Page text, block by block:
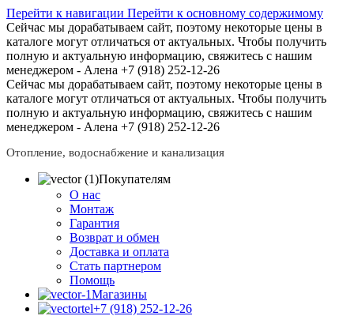
Перейти к навигации Перейти к основному содержимому
Сейчас мы дорабатываем сайт, поэтому некоторые цены в
каталоге могут отличаться от актуальных. Чтобы получить
полную и актуальную информацию, свяжитесь с нашим
менеджером - Алена +7 (918) 252-12-26
Сейчас мы дорабатываем сайт, поэтому некоторые цены в
каталоге могут отличаться от актуальных. Чтобы получить
полную и актуальную информацию, свяжитесь с нашим
менеджером - Алена +7 (918) 252-12-26
Отопление, водоснабжение и канализация
Покупателям
О нас
Монтаж
Гарантия
Возврат и обмен
Доставка и оплата
Стать партнером
Помощь
Магазины
+7 (918) 252-12-26